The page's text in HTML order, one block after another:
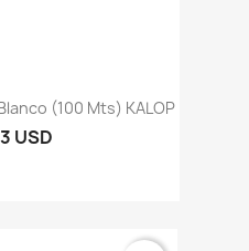
(100 Mts) KALOP
USD